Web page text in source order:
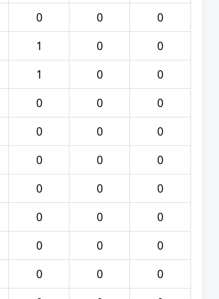
0 0
0
1 0
0
1 0
0
0 0
0
0 0
0
0 0
0
0 0
0
0 0
0
0 0
0
0 0
0